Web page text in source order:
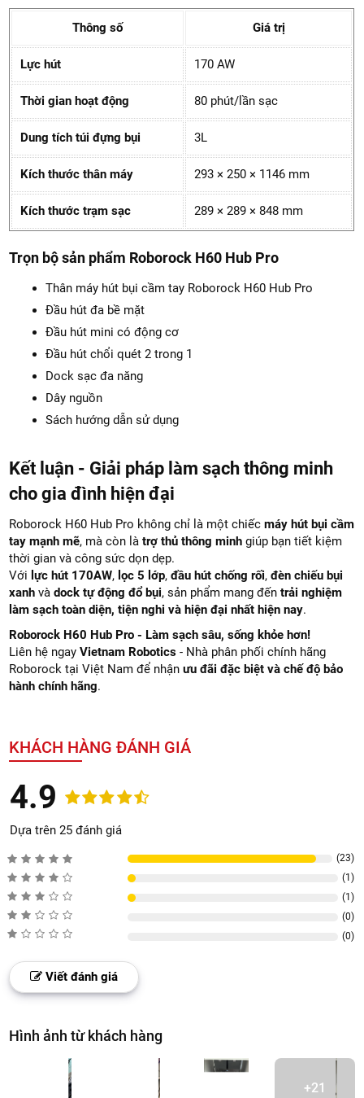
Thông số Giá trị
Lực hút 170 AW
Thời gian hoạt động 80 phút/lần sạc
Dung tích túi đựng bụi 3L
Kích thước thân máy 293 × 250 × 1146 mm
Kích thước trạm sạc 289 × 289 × 848 mm
Trọn bộ sản phẩm Roborock H60 Hub Pro
Thân máy hút bụi cầm tay Roborock H60 Hub Pro
Đầu hút đa bề mặt
Đầu hút mini có động cơ
Đầu hút chổi quét 2 trong 1
Dock sạc đa năng
Dây nguồn
Sách hướng dẫn sử dụng
Kết luận - Giải pháp làm sạch thông minh
cho gia đình hiện đại
Roborock H60 Hub Pro không chỉ là một chiếcmáy hút bụi cầm
tay mạnh mẽ, mà còn làtrợ thủ thông minh giúp bạn tiết kiệm
thời gian và công sức dọn dẹp.
Với lực hút 170AW, lọc 5 lớp,đầu hút chống rối,đèn chiếu bụi
xanh vàdock tự động đổ bụi, sản phẩm mang đếntrải nghiệm
làm sạch toàn diện, tiện nghi và hiện đại nhất hiện nay.
Roborock H60 Hub Pro - Làm sạch sâu, sống khỏe hơn!
Liên hệ ngayVietnam Robotics - Nhà phân phối chính hãng
Roborock tại Việt Nam để nhậnưu đãi đặc biệt và chế độ bảo
hành chính hãng.
KHÁCH HÀNG ĐÁNH GIÁ
4.9
Dựa trên 25 đánh giá
(23)
(1)
(1)
(0)
(0)
Viết đánh giá
Hình ảnh từ khách hàng
+21